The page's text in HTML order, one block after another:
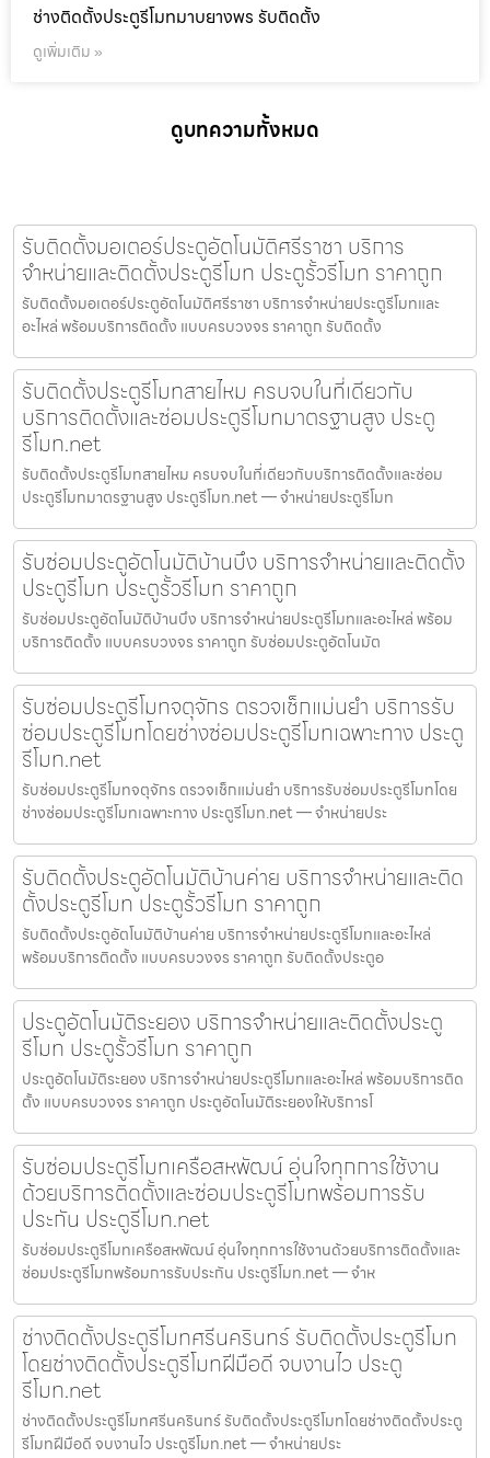
ช่างติดตั้งประตูรีโมทมาบยางพร รับติดตั้ง
ดูเพิ่มเติม »
ดูบทความทั้งหมด
รับติดตั้งมอเตอร์ประตูอัตโนมัติศรีราชา บริการ
จำหน่ายและติดตั้งประตูรีโมท ประตูรั้วรีโมท ราคาถูก
รับติดตั้งมอเตอร์ประตูอัตโนมัติศรีราชา บริการจำหน่ายประตูรีโมทและ
อะไหล่ พร้อมบริการติดตั้ง แบบครบวงจร ราคาถูก รับติดตั้ง
รับติดตั้งประตูรีโมทสายไหม ครบจบในที่เดียวกับ
บริการติดตั้งและซ่อมประตูรีโมทมาตรฐานสูง ประตู
รีโมท.net
รับติดตั้งประตูรีโมทสายไหม ครบจบในที่เดียวกับบริการติดตั้งและซ่อม
ประตูรีโมทมาตรฐานสูง ประตูรีโมท.net — จำหน่ายประตูรีโมท
รับซ่อมประตูอัตโนมัติบ้านบึง บริการจำหน่ายและติดตั้ง
ประตูรีโมท ประตูรั้วรีโมท ราคาถูก
รับซ่อมประตูอัตโนมัติบ้านบึง บริการจำหน่ายประตูรีโมทและอะไหล่ พร้อม
บริการติดตั้ง แบบครบวงจร ราคาถูก รับซ่อมประตูอัตโนมัต
รับซ่อมประตูรีโมทจตุจักร ตรวจเช็กแม่นยำ บริการรับ
ซ่อมประตูรีโมทโดยช่างซ่อมประตูรีโมทเฉพาะทาง ประตู
รีโมท.net
รับซ่อมประตูรีโมทจตุจักร ตรวจเช็กแม่นยำ บริการรับซ่อมประตูรีโมทโดย
ช่างซ่อมประตูรีโมทเฉพาะทาง ประตูรีโมท.net — จำหน่ายประ
รับติดตั้งประตูอัตโนมัติบ้านค่าย บริการจำหน่ายและติด
ตั้งประตูรีโมท ประตูรั้วรีโมท ราคาถูก
รับติดตั้งประตูอัตโนมัติบ้านค่าย บริการจำหน่ายประตูรีโมทและอะไหล่
พร้อมบริการติดตั้ง แบบครบวงจร ราคาถูก รับติดตั้งประตูอ
ประตูอัตโนมัติระยอง บริการจำหน่ายและติดตั้งประตู
รีโมท ประตูรั้วรีโมท ราคาถูก
ประตูอัตโนมัติระยอง บริการจำหน่ายประตูรีโมทและอะไหล่ พร้อมบริการติด
ตั้ง แบบครบวงจร ราคาถูก ประตูอัตโนมัติระยองให้บริการโ
รับซ่อมประตูรีโมทเครือสหพัฒน์ อุ่นใจทุกการใช้งาน
ด้วยบริการติดตั้งและซ่อมประตูรีโมทพร้อมการรับ
ประกัน ประตูรีโมท.net
รับซ่อมประตูรีโมทเครือสหพัฒน์ อุ่นใจทุกการใช้งานด้วยบริการติดตั้งและ
ซ่อมประตูรีโมทพร้อมการรับประกัน ประตูรีโมท.net — จำห
ช่างติดตั้งประตูรีโมทศรีนครินทร์ รับติดตั้งประตูรีโมท
โดยช่างติดตั้งประตูรีโมทฝีมือดี จบงานไว ประตู
รีโมท.net
ช่างติดตั้งประตูรีโมทศรีนครินทร์ รับติดตั้งประตูรีโมทโดยช่างติดตั้งประตู
รีโมทฝีมือดี จบงานไว ประตูรีโมท.net — จำหน่ายประ